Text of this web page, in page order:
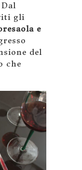
gli
e
del
che